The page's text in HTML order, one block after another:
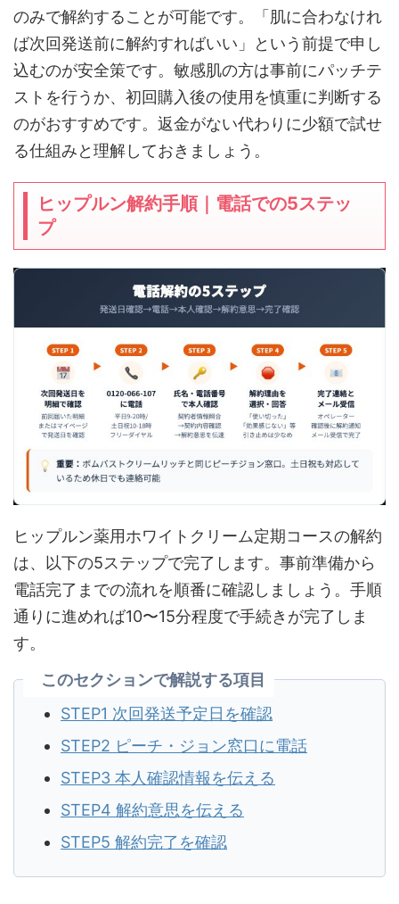
のみで解約することが可能です。「肌に合わなけれ
ば次回発送前に解約すればいい」という前提で申し
込むのが安全策です。敏感肌の方は事前にパッチテ
ストを行うか、初回購入後の使用を慎重に判断する
のがおすすめです。返金がない代わりに少額で試せ
る仕組みと理解しておきましょう。
ヒップルン解約手順｜電話での5ステッ
プ
ヒップルン薬用ホワイトクリーム定期コースの解約
は、以下の5ステップで完了します。事前準備から
電話完了までの流れを順番に確認しましょう。手順
通りに進めれば10〜15分程度で手続きが完了しま
す。
このセクションで解説する項目
STEP1 次回発送予定日を確認
STEP2 ピーチ・ジョン窓口に電話
STEP3 本人確認情報を伝える
STEP4 解約意思を伝える
STEP5 解約完了を確認